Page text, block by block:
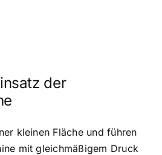
der
kleinen Fläche und führen
mit gleichmäßigem Druck